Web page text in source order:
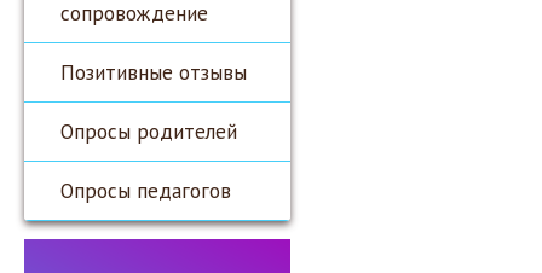
сопровождение
Позитивные отзывы
Опросы родителей
Опросы педагогов